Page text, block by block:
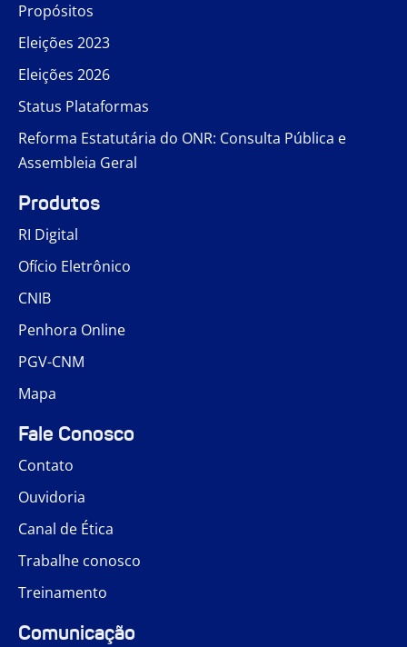
Propósitos
Eleições 2023
Eleições 2026
Status Plataformas
Reforma Estatutária do ONR: Consulta Pública e
Assembleia Geral
Produtos
RI Digital
Ofício Eletrônico
CNIB
Penhora Online
PGV-CNM
Mapa
Fale Conosco
Contato
Ouvidoria
Canal de Ética
Trabalhe conosco
Treinamento
Comunicação